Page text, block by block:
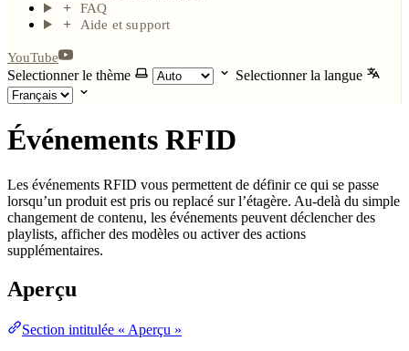
FAQ
Aide et support
YouTube
Selectionner le thème Selectionner la langue
Événements RFID
Les événements RFID vous permettent de définir ce qui se passe
lorsqu’un produit est pris ou replacé sur l’étagère. Au-delà du simple
changement de contenu, les événements peuvent déclencher des
playlists, afficher des modèles ou activer des actions
supplémentaires.
Aperçu
Section intitulée « Aperçu »